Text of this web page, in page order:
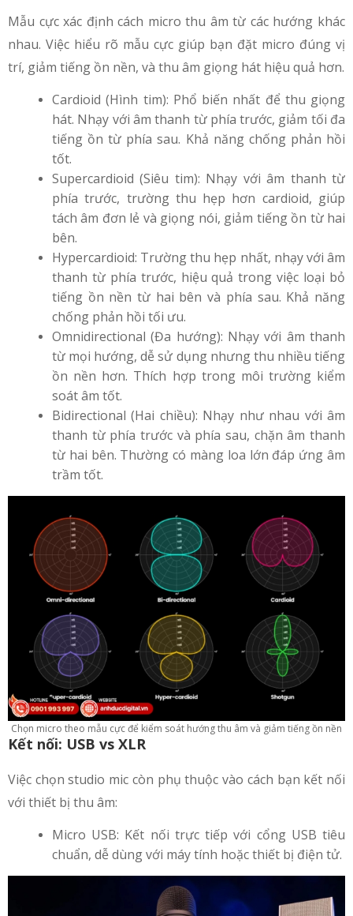
Mẫu cực xác định cách micro thu âm từ các hướng khác
nhau. Việc hiểu rõ mẫu cực giúp bạn đặt micro đúng vị
trí, giảm tiếng ồn nền, và thu âm giọng hát hiệu quả hơn.
Cardioid (Hình tim): Phổ biến nhất để thu giọng
hát. Nhạy với âm thanh từ phía trước, giảm tối đa
tiếng ồn từ phía sau. Khả năng chống phản hồi
tốt.
Supercardioid (Siêu tim): Nhạy với âm thanh từ
phía trước, trường thu hẹp hơn cardioid, giúp
tách âm đơn lẻ và giọng nói, giảm tiếng ồn từ hai
bên.
Hypercardioid: Trường thu hẹp nhất, nhạy với âm
thanh từ phía trước, hiệu quả trong việc loại bỏ
tiếng ồn nền từ hai bên và phía sau. Khả năng
chống phản hồi tối ưu.
Omnidirectional (Đa hướng): Nhạy với âm thanh
từ mọi hướng, dễ sử dụng nhưng thu nhiều tiếng
ồn nền hơn. Thích hợp trong môi trường kiểm
soát âm tốt.
Bidirectional (Hai chiều): Nhạy như nhau với âm
thanh từ phía trước và phía sau, chặn âm thanh
từ hai bên. Thường có màng loa lớn đáp ứng âm
trầm tốt.
Chọn micro theo mẫu cực để kiểm soát hướng thu âm và giảm tiếng ồn nền
Kết nối: USB vs XLR
Việc chọn studio mic còn phụ thuộc vào cách bạn kết nối
với thiết bị thu âm:
Micro USB: Kết nối trực tiếp với cổng USB tiêu
chuẩn, dễ dùng với máy tính hoặc thiết bị điện tử.